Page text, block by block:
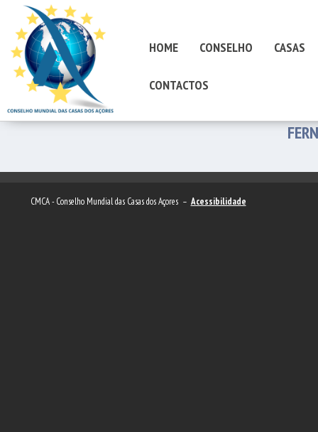
HOME CONSELHO CASAS
CONTACTOS
CMCA - Conselho Mundial das Casas dos Açores – Acessibilidade